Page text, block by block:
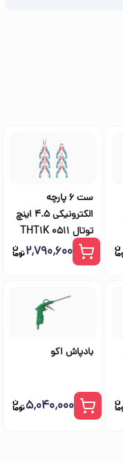
ست 6 پارچه
الکترونیکی 4.5 اینچ
توتال THT1K 0511
۲٬۷۹۰٬۶۰۰
بادپاش اکو
۵٬۰۴۰٬۰۰۰